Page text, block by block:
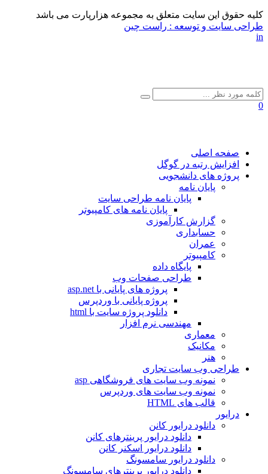
کلیه حقوق این سایت متعلق به مجموعه هزارپارت می باشد
طراحی سایت و توسعه : راست چین
in
0
صفحه اصلی
افزایش رتبه در گوگل
پروژه های دانشجویی
پایان نامه
پایان نامه طراحی سایت
پایان نامه های کامپیوتر
گزارش کارآموزی
حسابداری
عمران
کامپیوتر
پایگاه داده
طراحی صفحات وب
پروژه های پایانی با asp.net
پروژه پایانی با وردپرس
دانلود پروژه سایت با html
مهندسی نرم افزار
معماری
مکانیک
هنر
طراحی وب سایت تجاری
نمونه وب سایت های فروشگاهی asp
نمونه وب سایت های وردپرس
قالب های HTML
درایور
دانلود درایور کانن
دانلود درایور پرینترهای کانن
دانلود درایور اسکنر کانن
دانلود درایور سامسونگ
دانلود درایور پرینترهای سامسونگ